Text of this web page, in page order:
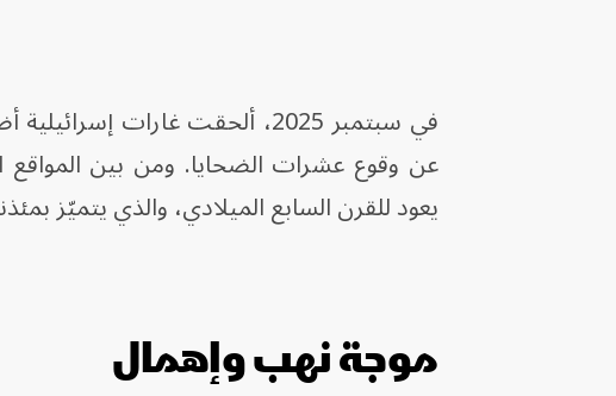
في سبتمبر 2025، ألحقت غارات
عن وقوع عشرات الضحايا. ومن بين
يعود للقرن السابع الميلادي، والذي يتميّز
موجة نهب وإهمال